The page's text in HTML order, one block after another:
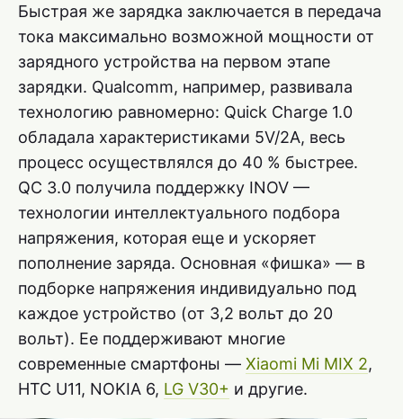
Быстрая же зарядка заключается в передача
тока максимально возможной мощности от
зарядного устройства на первом этапе
зарядки. Qualcomm, например, развивала
технологию равномерно: Quick Charge 1.0
обладала характеристиками 5V/2А, весь
процесс осуществлялся до 40 % быстрее.
QC 3.0 получила поддержку INOV —
технологии интеллектуального подбора
напряжения, которая еще и ускоряет
пополнение заряда. Основная «фишка» — в
подборке напряжения индивидуально под
каждое устройство (от 3,2 вольт до 20
вольт). Ее поддерживают многие
современные смартфоны — Xiaomi Mi MIX 2,
HTC U11, NOKIA 6, LG V30+ и другие.